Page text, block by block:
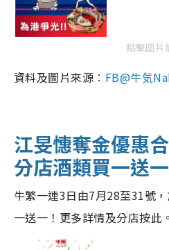
點擊圖片
資料及圖片來源︰ FB@牛気
江旻憓奪金優惠
分店酒類買一送一
牛繁一連3日由7月28至31號
一送一！更多詳情及分店按此。